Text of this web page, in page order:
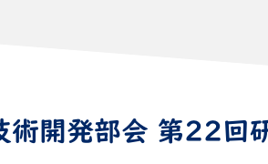
術開発部会 第22回